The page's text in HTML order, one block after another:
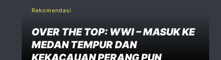
Rekomendasi
OVER THE TOP: WWI – MASUK KE
MEDAN TEMPUR DAN
KEKACAUAN PERANG PUN